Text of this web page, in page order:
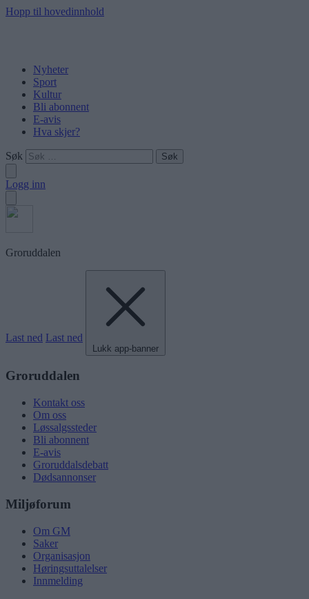
Hopp til hovedinnhold
Nyheter
Sport
Kultur
Bli abonnent
E-avis
Hva skjer?
Søk
Logg inn
Groruddalen
Last ned Last ned
Lukk app-banner
Groruddalen
Kontakt oss
Om oss
Løssalgssteder
Bli abonnent
E-avis
Groruddalsdebatt
Dødsannonser
Miljøforum
Om GM
Saker
Organisasjon
Høringsuttalelser
Innmelding